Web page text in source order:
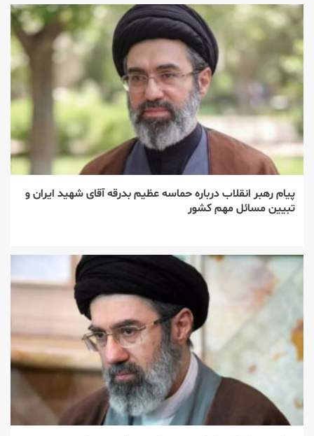
پیام رهبر انقلاب درباره حماسه عظیم بدرقه آقای شهید ایران و
تبیین مسائل مهم کشور